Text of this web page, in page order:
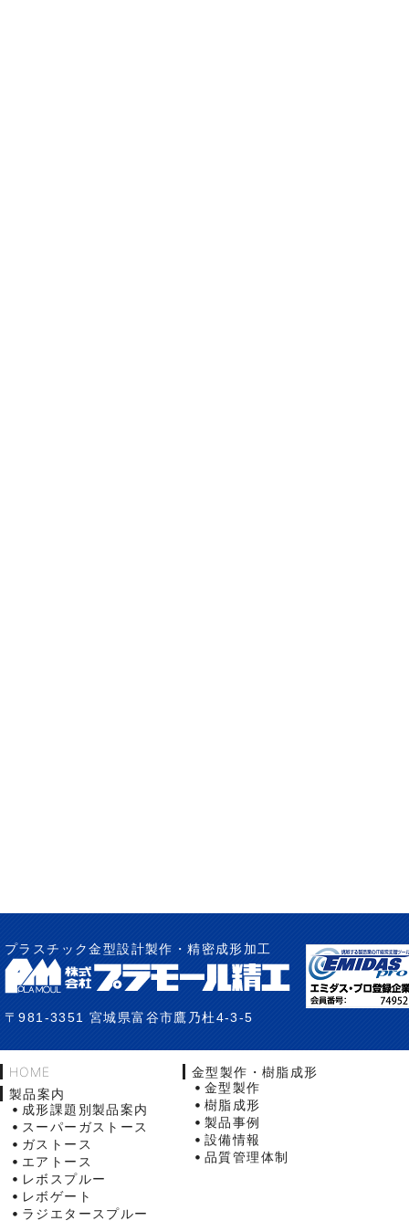
プラスチック金型設計製作・精密成形加工
〒981-3351 宮城県富谷市鷹乃杜4-3-5
HOME
製品案内
成形課題別製品案内
スーパーガストース
ガストース
エアトース
レボスプルー
レボゲート
ラジエタースプルー
金型製作・樹脂成形
金型製作
樹脂成形
製品事例
設備情報
品質管理体制